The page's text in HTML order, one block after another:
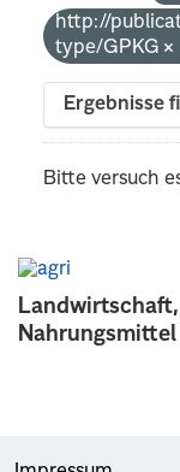
Nahrungsmittel
http://
type/GPKG
Ergebnisse
Bitte versuch